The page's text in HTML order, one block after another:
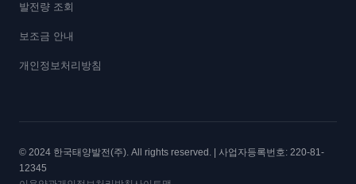
발전량 조회
보조금 안내
개인정보처리방침
© 2024 한국태양발전(주). All rights reserved. | 사업자등록번호: 220-81-
12345